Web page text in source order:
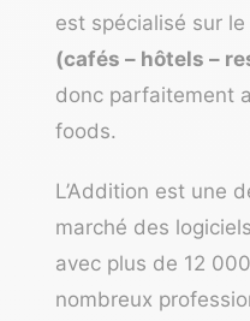
est spécialisé sur
(cafés – hôtels –
donc parfaitement
foods.
L’Addition est une
marché des
avec plus de 12
nombreux